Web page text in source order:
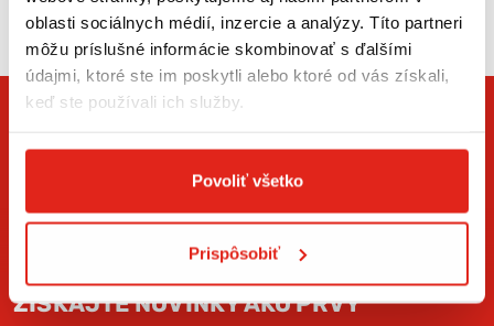
oblasti sociálnych médií, inzercie a analýzy. Títo partneri
môžu príslušné informácie skombinovať s ďalšími
údajmi, ktoré ste im poskytli alebo ktoré od vás získali,
keď ste používali ich služby.
Povoliť všetko
Prispôsobiť
Siestu môžete doplniť komfortným prateľným vankúšom.
ZÍSKAJTE NOVINKY AKO PRVÝ